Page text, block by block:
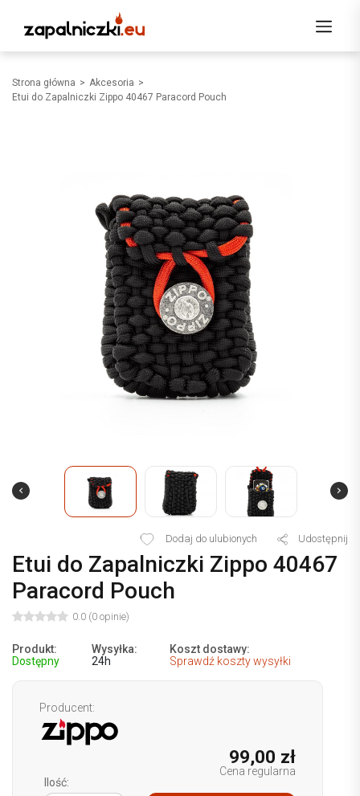
Strona główna
Akcesoria
Etui do Zapalniczki Zippo 40467 Paracord Pouch
Dodaj do ulubionych Udostępnij
Etui do Zapalniczki Zippo 40467
Paracord Pouch
0.0 (0 opinie)
Produkt:
Dostępny
Wysyłka:
24h
Koszt dostawy:
Sprawdź koszty wysyłki
Producent:
99,00 zł
Cena regularna
Ilość: